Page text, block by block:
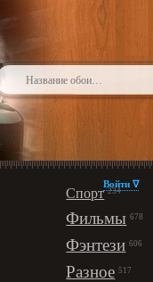
Спорт 234
Фильмы 678
Фэнтези 606
Разное 517
Войти ∇